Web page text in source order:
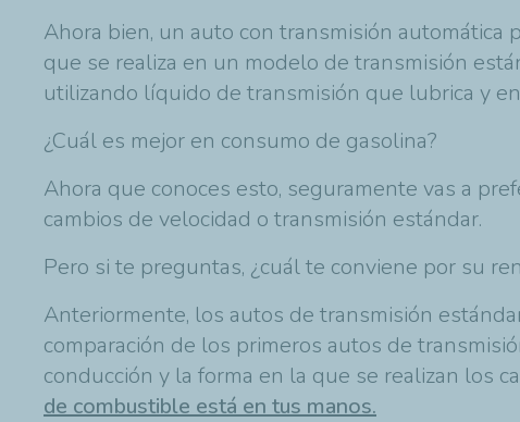
Ahora bien, un auto con transmisión automática
que se realiza en un modelo de transmisión
utilizando líquido de transmisión que lubrica y
¿Cuál es mejor en consumo de gasolina?
Ahora que conoces esto, seguramente vas a
cambios de velocidad o transmisión estándar.
Pero si te preguntas, ¿cuál te conviene por su
Anteriormente, los autos de transmisión
comparación de los primeros autos de
conducción y la forma en la que se realizan los
de combustible está en tus manos.